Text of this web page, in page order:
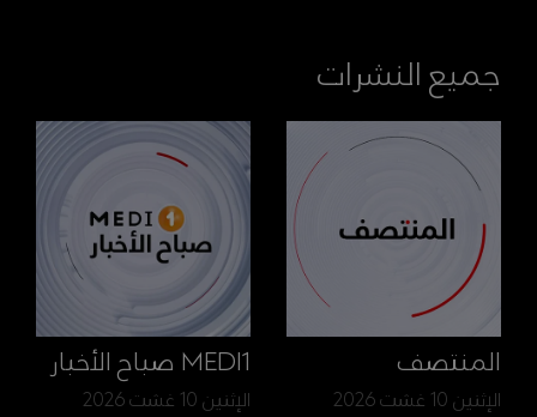
جميع النشرات
المنتصف
الإثنين 10 غشت 2026
MEDI1 صباح الأخبار
الإثنين 10 غشت 2026